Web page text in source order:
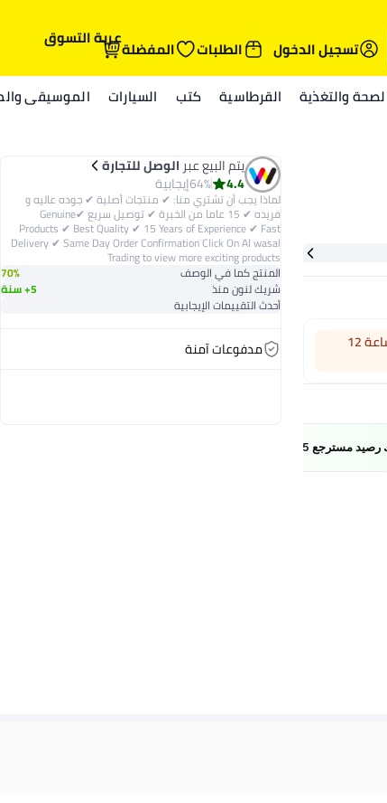
تسجيل الدخول
الطلبات المفضلةعربة التسوق
والتغذية القرطاسية كتب السيارات الموسيقى
اطلب خلال 18 ساعة 12
رصيد مسترجع 5%
يتم البيع عبر الوصل للتجارة
4.4
64%إيجابية
لماذا يجب أن تشتري منا: ✔ منتجات أصلية ✔ جوده عاليه و
فريده ✔ 15 عاما من الخبرة ✔ توصيل سريع ✔Genuine
Products ✔ Best Quality ✔ 15 Years of Experience ✔ Fast
Delivery ✔ Same Day Order Confirmation Click On Al wasal
Trading to view more exciting products
المنتج كما في الوصف 70%
شريك لنون منذ 5+ سنة
أحدث التقييمات الإيجابية
مدفوعات آمنة